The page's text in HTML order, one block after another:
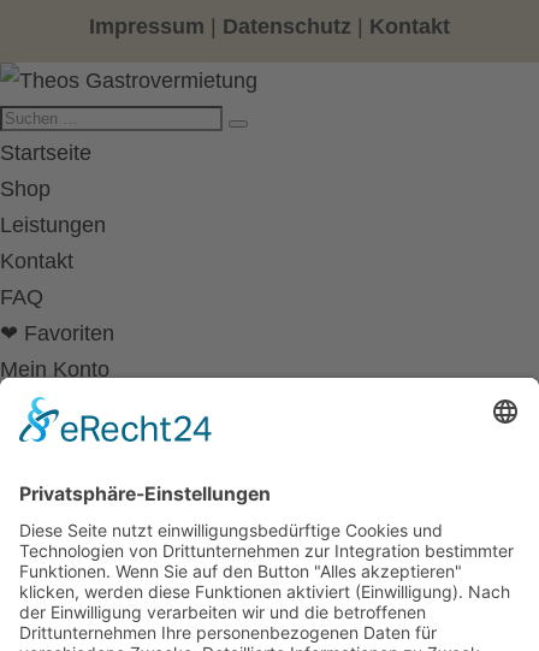
Impressum Datenschutz Kontakt
Startseite
Shop
Leistungen
Kontakt
FAQ
❤ Favoriten
Mein Konto
Betriebsferien
Wir befinden uns vom
19.12.2025 bis einschließlich 07.01.2026